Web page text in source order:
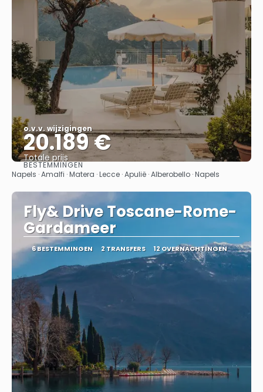
o.v.v. wijzigingen
20.189 €
Totale prijs
Bekijk
BESTEMMINGEN
Napels · Amalfi · Matera · Lecce · Apulië · Alberobello · Napels
Fly& Drive Toscane-Rome-
Gardameer
6 BESTEMMINGEN 2 TRANSFERS 12 OVERNACHTINGEN